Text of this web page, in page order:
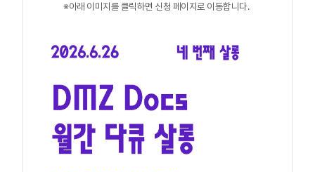
※아래 이미지를 클릭하면 신청 페이지로 이동합니다.